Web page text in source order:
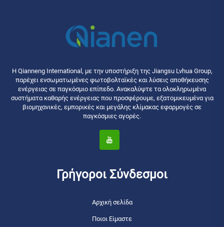
Η Qianneng International, με την υποστήριξη της Jiangsu Lvhua Group,
παρέχει ενσωματωμένες φωτοβολταϊκές και λύσεις αποθήκευσης
ενέργειας σε παγκόσμιο επίπεδο. Ανακαλύψτε τα ολοκληρωμένα
συστήματα καθαρής ενέργειας που προσφέρουμε, εξατομικευμένα για
βιομηχανικές, εμπορικές και μεγάλης κλίμακας εφαρμογές σε
παγκόσμιες αγορές.
Γρήγοροι Σύνδεσμοι
Αρχική σελίδα
Ποιοι Είμαστε